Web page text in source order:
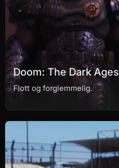
Doom: The Dark Ages
Flott og forglemmelig.